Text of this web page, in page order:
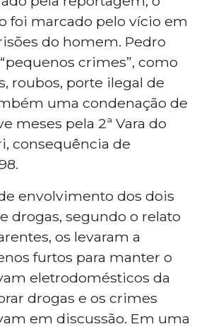
foi marcado pelo vício em
do homem. Pedro
crimes”, como
roubos, porte ilegal de
uma condenação de
meses pela 2ª Vara do
consequência de
envolvimento dos dois
drogas, segundo o relato
os levaram a
furtos para manter o
eletrodomésticos da
drogas e os crimes
em discussão. Em uma